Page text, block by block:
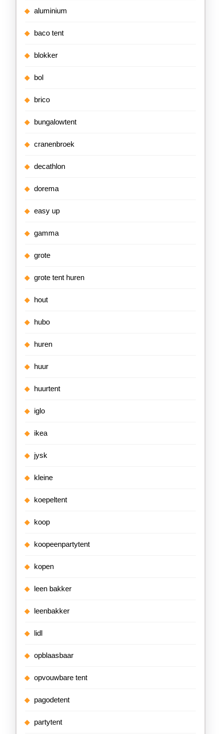
aluminium
baco tent
blokker
bol
brico
bungalowtent
cranenbroek
decathlon
dorema
easy up
gamma
grote
grote tent huren
hout
hubo
huren
huur
huurtent
iglo
ikea
jysk
kleine
koepeltent
koop
koopeenpartytent
kopen
leen bakker
leenbakker
lidl
opblaasbaar
opvouwbare tent
pagodetent
partytent